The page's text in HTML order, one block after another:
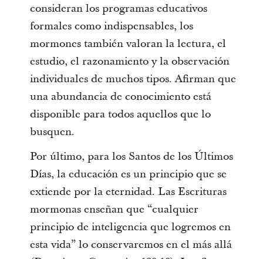
consideran los programas educativos
formales como indispensables, los
mormones también valoran la lectura, el
estudio, el razonamiento y la observación
individuales de muchos tipos. Afirman que
una abundancia de conocimiento está
disponible para todos aquellos que lo
busquen.
Por último, para los Santos de los Últimos
Días, la educación es un principio que se
extiende por la eternidad. Las Escrituras
mormonas enseñan que “cualquier
principio de inteligencia que logremos en
esta vida” lo conservaremos en el más allá